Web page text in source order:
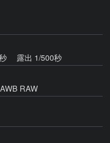
露出 1/500秒
RAW